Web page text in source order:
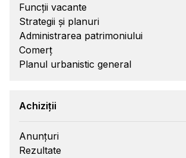
Funcții vacante
Strategii și planuri
Administrarea patrimoniului
Comerț
Planul urbanistic general
Achiziții
Anunțuri
Rezultate